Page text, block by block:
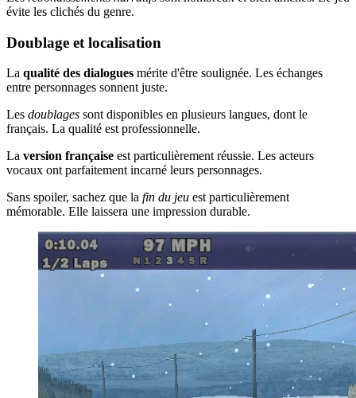
évite les clichés du genre.
Doublage et localisation
La qualité des dialogues mérite d'être soulignée. Les échanges
entre personnages sonnent juste.
Les doublages sont disponibles en plusieurs langues, dont le
français. La qualité est professionnelle.
La version française est particulièrement réussie. Les acteurs
vocaux ont parfaitement incarné leurs personnages.
Sans spoiler, sachez que la fin du jeu est particulièrement
mémorable. Elle laissera une impression durable.